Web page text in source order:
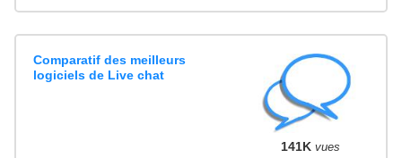
Comparatif des meilleurs
logiciels de Live chat
141K vues